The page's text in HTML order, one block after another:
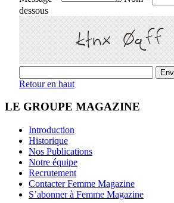
dessous
Retour en haut
LE GROUPE MAGAZINE
Introduction
Historique
Nos Publications
Notre équipe
Recrutement
Contacter Femme Magazine
S’abonner à Femme Magazine